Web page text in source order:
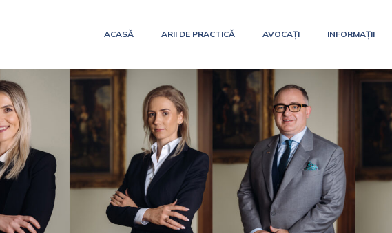
ACASĂ ARII DE PRACTICĂ AVOCAȚI INFORMAȚII